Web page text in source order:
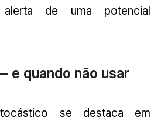
de uma potencial
e quando não usar
se destaca em